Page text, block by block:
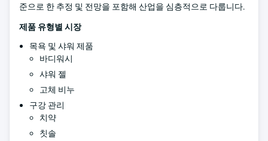
준으로 한 추정 및 전망을 포함해 산업을 심층적으로 다룹니다.
제품 유형별 시장
목욕 및 샤워 제품
바디워시
샤워 젤
고체 비누
구강 관리
치약
칫솔